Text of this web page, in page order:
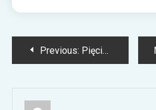
PostPrevious: Pięciu zawodników, w tym były uczestnik Ligi Mistrzów, może odejść z Wieczystej!